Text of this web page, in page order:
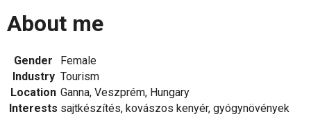
About me
Gender
Female
Industry Tourism
Location Ganna, Veszprém, Hungary
Interests sajtkészítés, kovászos kenyér, gyógynövények